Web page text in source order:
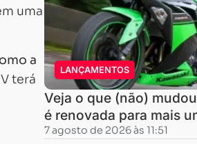
uma
a
terá
LANÇAMENTOS
Veja o que (não)
é renovada para mais
7 agosto de 2026 às 11:51